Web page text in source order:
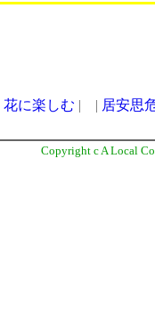
Copyright c A Local